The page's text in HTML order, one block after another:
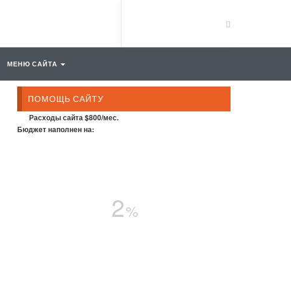
МЕНЮ САЙТА
ПОМОЩЬ САЙТУ
Расходы сайта $800/мес.
Бюджет наполнен на:
2%